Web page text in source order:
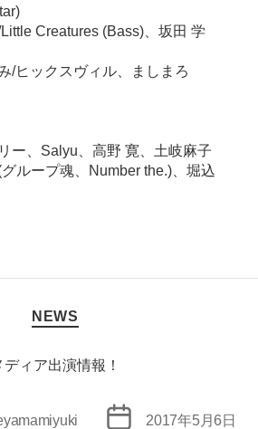
(Bass)、坂田 学
クスヴィル、ましまろ
Salyu、高野 寛、土岐麻子
プ魂、Number the.)、堀込
カ
テ
リ
NEWS
ディア出演情報！
投
2017年5月6日